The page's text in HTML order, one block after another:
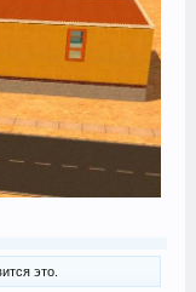
это.